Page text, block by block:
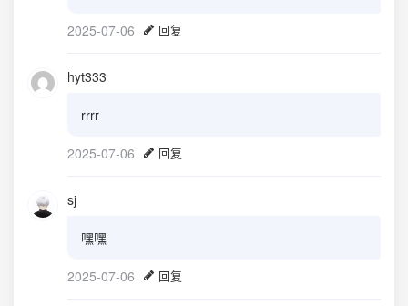
2025-07-06 回复
hyt333
rrrr
2025-07-06 回复
sj
嘿嘿
2025-07-06 回复